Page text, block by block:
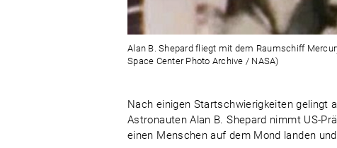
Alan B. Shepard fliegt mit dem Raumschiff
Space Center Photo Archive / NASA)
Nach einigen Startschwierigkeiten gelingt
Astronauten Alan B. Shepard nimmt US-
einen Menschen auf dem Mond landen